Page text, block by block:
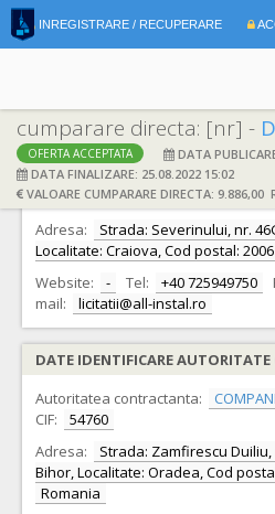
INREGISTRARE / RECUPERARE
cumparare directa: [nr] -
OFERTA ACCEPTATA
DATA
DATA FINALIZARE: 25.08.2022 15:02
VALOARE CUMPARARE DIRECTA: 9.886,00
DATE IDENTIFICARE OFERTANT
Ofertant: SC ALL INSTAL SRL CIF:
Adresa:
Strada: Severinului, nr.
Localitate: Craiova, Cod postal:
Website:
- Tel: +40 725949750
mail:
licitatii@all-instal.ro
DATE IDENTIFICARE
Autoritatea contractanta:
CIF:
54760
Adresa:
Strada: Zamfirescu Duiliu,
Bihor, Localitate: Oradea, Cod
Romania